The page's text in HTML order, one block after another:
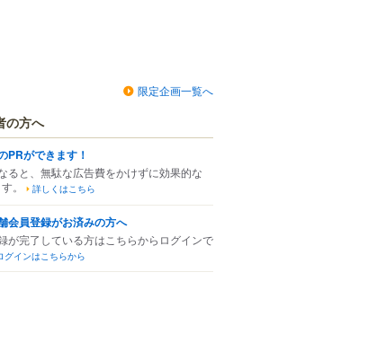
限定企画一覧へ
の方へ
PRができます！
ると、無駄な広告費をかけずに効果的な
。
詳しくはこちら
会員登録がお済みの方へ
が完了している方はこちらからログインで
グインはこちらから